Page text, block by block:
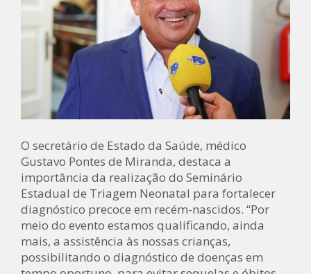
O secretário de Estado da Saúde, médico
Gustavo Pontes de Miranda, destaca a
importância da realização do Seminário
Estadual de Triagem Neonatal para fortalecer
diagnóstico precoce em recém-nascidos. “Por
meio do evento estamos qualificando, ainda
mais, a assistência às nossas crianças,
possibilitando o diagnóstico de doenças em